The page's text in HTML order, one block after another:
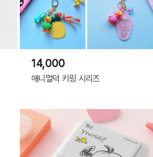
14,000
애니멀덕 키링 시리즈